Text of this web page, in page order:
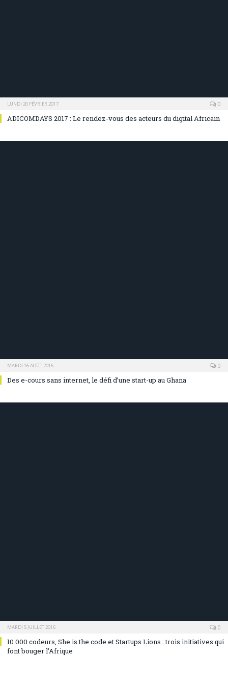
LUNDI 20 FÉVRIER 2017 0
ADICOMDAYS 2017 : Le rendez-vous des acteurs du digital Africain
MARDI 16 AOÛT 2016 0
Des e-cours sans internet, le défi d’une start-up au Ghana
MARDI 5 JUILLET 2016 0
10 000 codeurs, She is the code et Startups Lions : trois initiatives qui
font bouger l’Afrique